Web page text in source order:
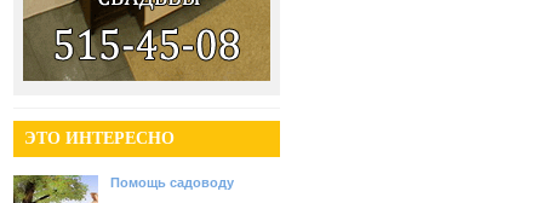
ЭТО ИНТЕРЕСНО
Помощь садоводу